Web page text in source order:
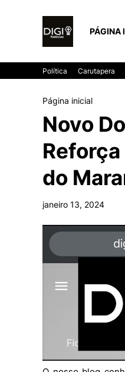
PÁGINA
Política Carutapera
Página inicial
Novo
do
janeiro 13, 2024